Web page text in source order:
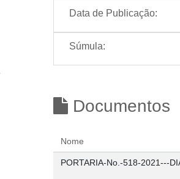
Data de Publicação:
Súmula:
Documentos
Nome
PORTARIA-No.-518-2021---